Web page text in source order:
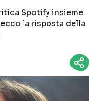
Spotify insieme
la risposta della